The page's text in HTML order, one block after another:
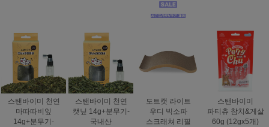
스탠바이미 천연
마따따비잎
14g+분무기-
스탠바이미 천연
캣닢 14g+분무기-
국내산
도트캣 라이트
우디 빅소파
스크래쳐 리필
스탠바이미
파티츄 참치&게살
60g (12gx5개)